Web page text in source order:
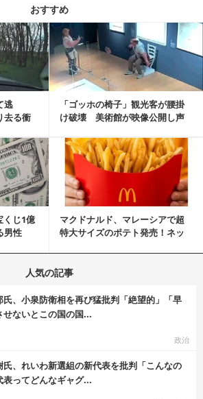
おすすめ
逃
去る衝
「ゴッホの椅子」観光客が腰掛
け破壊 美術館が映像公開し声
事を読む
くじ1億
男性
マクドナルド、マレーシアで超
特大サイズのポテト発売！ネッ
事を読む
人気の記事
氏、小泉防衛相を再び猛批判「絶望的」「早
せないとこの国の国...
政治
氏、れいわ新選組の新代表を批判「こんなの
表ってどんなギャグ...